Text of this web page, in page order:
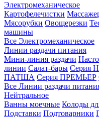
Электромеханическое
Картофелечистки
Мясорубки Овощерезки
машины
Все Электромеханическое
Линии раздачи питания
Мини-линия раздачи
линии Салат-бары Серия
ПАТША Серия ПРЕМЬЕР
Все Линии раздачи
Нейтральное
Ванны моечные Колоды
Подставки Подтоварники